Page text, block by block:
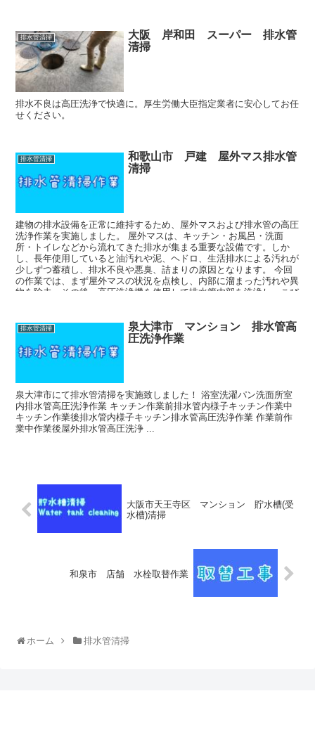
排水管清掃
大阪 岸和田 スーパー 排水管
清掃
排水不良は高圧洗浄で快適に。厚生労働大臣指定業者に安心してお任
せください。
排水管清掃
和歌山市 戸建 屋外マス排水管
清掃
建物の排水設備を正常に維持するため、屋外マスおよび排水管の高圧
洗浄作業を実施しました。 屋外マスは、キッチン・お風呂・洗面
所・トイレなどから流れてきた排水が集まる重要な設備です。しか
し、長年使用していると油汚れや泥、ヘドロ、生活排水による汚れが
少しずつ蓄積し、排水不良や悪臭、詰まりの原因となります。 今回
の作業では、まず屋外マスの状況を点検し、内部に溜まった汚れや異
物を除去。その後、高圧洗浄機を使用して排水管内部を洗浄し、こび
排水管清掃
泉大津市 マンション 排水管高
圧洗浄作業
泉大津市にて排水管清掃を実施致しました！ 浴室洗濯パン洗面所室
内排水管高圧洗浄作業 キッチン作業前排水管内様子キッチン作業中
キッチン作業後排水管内様子キッチン排水管高圧洗浄作業 作業前作
業中作業後屋外排水管高圧洗浄 ...
大阪市天王寺区 マンション 貯水槽(受
水槽)清掃
和泉市 店舗 水栓取替作業
ホーム 排水管清掃